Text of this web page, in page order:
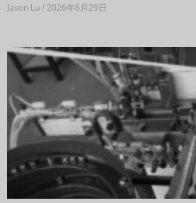
Jason Lu 2026年6月29日